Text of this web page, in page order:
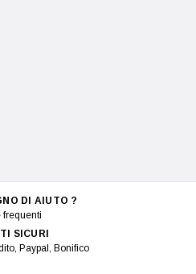
DI AIUTO ?
frequenti
SICURI
Paypal, Bonifico